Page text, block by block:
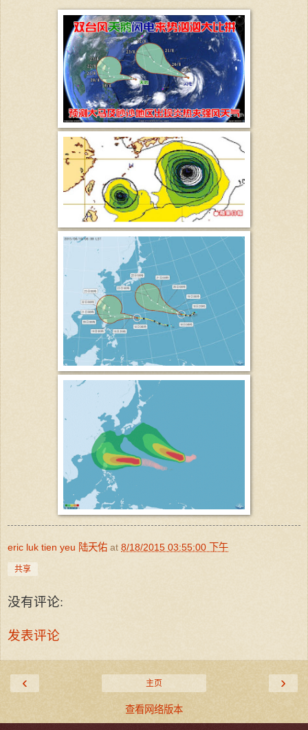
eric luk tien yeu 陆天佑 at 8/18/2015 03:55:00 下午
共享
没有评论:
发表评论
‹ ›
主页
查看网络版本